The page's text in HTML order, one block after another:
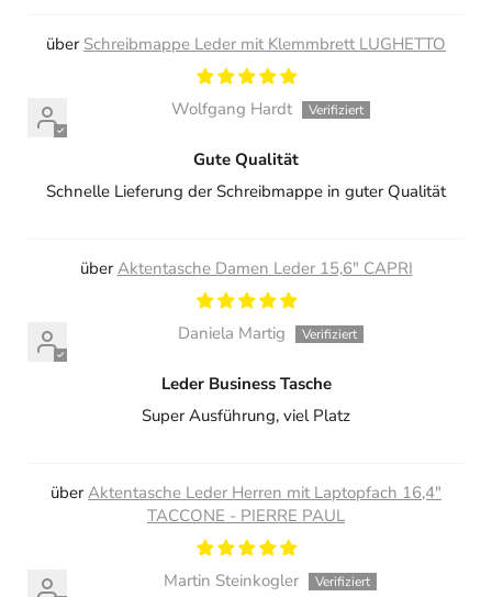
Schreibmappe Leder mit Klemmbrett LUGHETTO
Wolfgang Hardt
Gute Qualität
Schnelle Lieferung der Schreibmappe in guter Qualität
Aktentasche Damen Leder 15,6" CAPRI
Daniela Martig
Leder Business Tasche
Super Ausführung, viel Platz
Aktentasche Leder Herren mit Laptopfach 16,4"
TACCONE - PIERRE PAUL
Martin Steinkogler